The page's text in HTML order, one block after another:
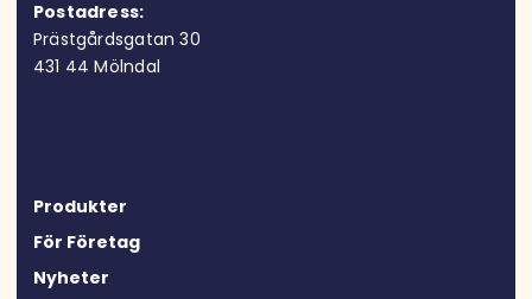
Postadress:
Prästgårdsgatan 30
431 44 Mölndal
Produkter
För Företag
Nyheter